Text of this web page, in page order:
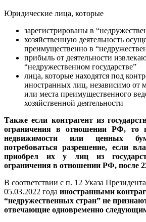
Юридические лица, которые
зарегистрированы в
хозяйственную деятельность
преимущественно в
прибыль от деятельности
“недружественном государстве”
лица, которые находятся под
иностранных лиц, независимо от
или места преимущественного
хозяйственной деятельности
Также если контрагент из
ограничения в отношении РФ, то
недвижимости или ценных
потребоваться разрешение, если
приобрел их у лиц из
ограничения в отношении РФ, после
В соответствии с п. 12 Указа
05.03.2022 года иностранными
“недружественных стран” не
отвечающие одновременно